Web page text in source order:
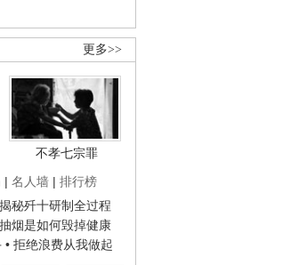
更多>>
不孝七宗罪
| 名人墙 | 排行榜
秘歼十研制全过程
烟是如何毁掉健康
• 拒绝浪费从我做起